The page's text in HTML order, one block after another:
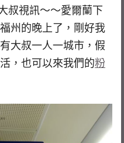
叔視訊～～愛爾蘭下
州的晚上了，剛好我
大叔一人一城市，假
，也可以來我們的粉